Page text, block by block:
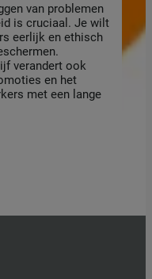
van problemen
is cruciaal. Je wilt
eerlijk en ethisch
verandert ook
en het
met een lange